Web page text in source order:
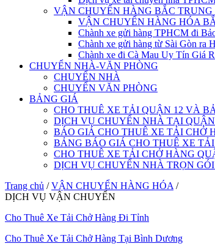
VẬN CHUYỂN HÀNG BẮC
VẬN CHUYỂN HÀNG HÓA
Chành xe gửi hàng TPHCM đi
Chành xe gửi hàng từ Sài Gòn ra
Chành xe đi Cà Mau Uy Tín Giá
CHUYỂN NHÀ-VĂN PHÒNG
CHUYỂN NHÀ
CHUYỂN VĂN PHÒNG
BẢNG GIÁ
CHO THUÊ XE TẢI QUẬN 12 VÀ
DỊCH VỤ CHUYỂN NHÀ TẠI
BÁO GIÁ CHO THUÊ XE TẢI CHỞ
BẢNG BÁO GIÁ CHO THUÊ XE
CHO THUÊ XE TẢI CHỞ HÀNG
DỊCH VỤ CHUYỂN NHÀ TRỌN
Trang chủ / VẬN CHUYỂN HÀNG HÓA /
DỊCH VỤ VẬN CHUYỂN
Cho Thuê Xe Tải Chở Hàng Đi Tỉnh
Cho Thuê Xe Tải Chở Hàng Tại Bình Dương